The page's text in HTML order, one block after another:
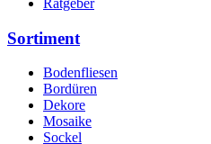
Ratgeber
Sortiment
Bodenfliesen
Bordüren
Dekore
Mosaike
Sockel